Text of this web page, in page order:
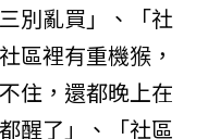
別亂買」、「社
區裡有重機猴，
住，還都晚上在
醒了」、「社區